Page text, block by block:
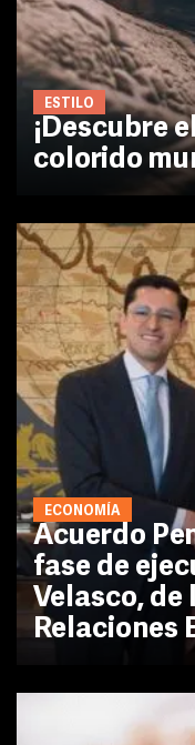
ESTILO
¡Descubre
colorido
ECONOMÍA
Acuerdo
fase de
Velasco,
Relaciones